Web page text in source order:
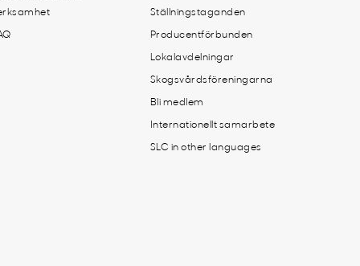
Ställningstaganden
Producentförbunden
Lokalavdelningar
Skogsvårdsföreningarna
Bli medlem
Internationellt samarbete
SLC in other languages